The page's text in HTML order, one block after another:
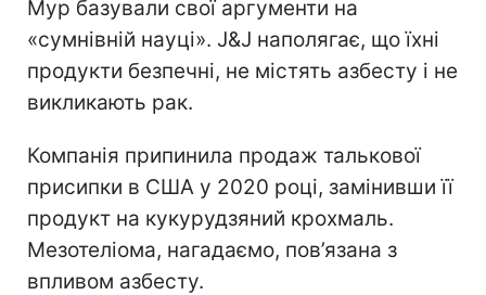
Мур базували свої аргументи на
«сумнівній науці». J&J наполягає, що їхні
продукти безпечні, не містять азбесту і не
викликають рак.
Компанія припинила продаж талькової
присипки в США у 2020 році, замінивши її
продукт на кукурудзяний крохмаль.
Мезотеліома, нагадаємо, пов’язана з
впливом азбесту.